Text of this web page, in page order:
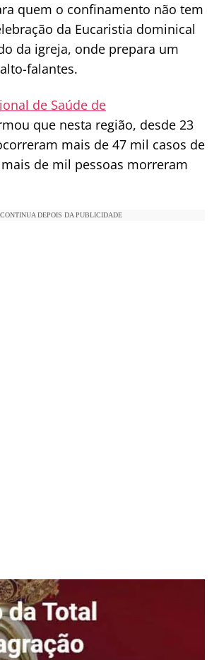
quem o confinamento não tem
da Eucaristia dominical
da igreja, onde prepara um
falantes.
de Saúde de
que nesta região, desde 23
mais de 47 mil casos de
de mil pessoas morreram
CONTINUA DEPOIS DA PUBLICIDADE